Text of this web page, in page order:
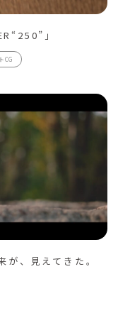
」
CG
、見えてきた。